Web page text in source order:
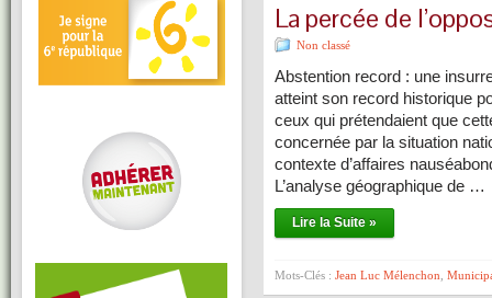
La percée de
Non classé
Abstention record : une
atteint son record historique
ceux qui prétendaient que
concernée par la situation
contexte d’affaires
L’analyse géographique de …
Lire la Suite »
Mots-Clés : Jean Luc Mélenchon